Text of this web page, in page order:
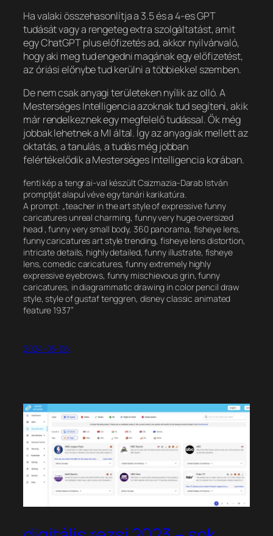
Ha valaki összehasonlítja a 3.5 és a 4-es GPT
tudását vagy a rengeteg extra szolgáltatást, amit
egy ChatGPT plus előfizetés ad, akkor nyilvánvaló,
hogy aki meg tud engedni magának egy előfizetést,
az óriási előnybe tud kerülni a többiekkel szemben.
De nem csak anyagi területeken nyílik az olló. A
Mesterséges Intelligencia azoknak tud segíteni, akik
már rendelkeznek egy megfelelő tudással. Ők még
jobbak lehetnek a MI által. Így az anyagiak mellett az
oktatás, a tanulás, a tudás még jobban
felértékelődik a Mesterséges Intelligencia korában.
fenti kép a tengr.ai-val készült Csizmazia-Darab István
promptját alapul véve egy tanári karikatúra.
A prompt: „teacher in the art style of expressive funny
caricatures unreal charming, funny very huge oversized
head , funny very small body, 360 panorama, fisheye lens,
funny caricatures art style trending, fisheye lens distortion,
intricate details, highly detailed, funny illustrate, fisheye
lens, comedic caricatures, funny extremely highly
expressive eyebrows, funny mischievous grin, funny
caricatures, in diagrammatic drawing in color pencil draw
style, style of gustaf tenggren, disney classic animated
feature 1937”
2024-03-06